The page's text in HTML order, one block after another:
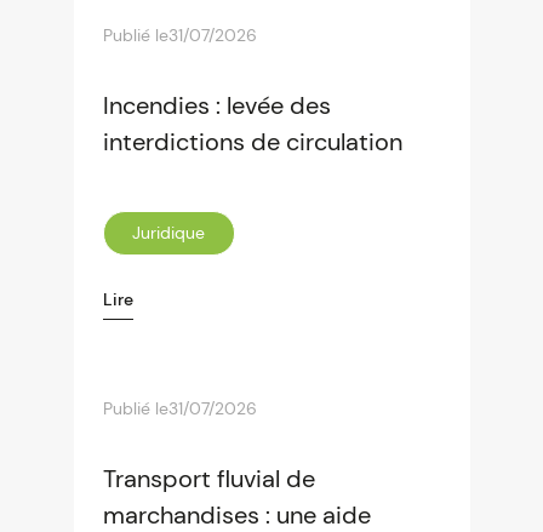
Publié le31/07/2026
Incendies : levée des
interdictions de circulation
Juridique
Lire
Publié le31/07/2026
Transport fluvial de
marchandises : une aide